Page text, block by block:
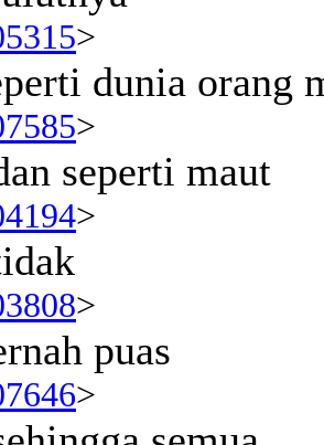
>
dunia orang
>
seperti maut
>
>
puas
>